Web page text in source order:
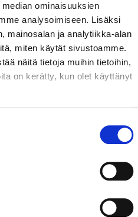
ominaisuuksien
analysoimiseen. Lisäksi
mainosalan ja analytiikka-alan
miten käytät sivustoamme.
näitä tietoja muihin tietoihin,
on kerätty, kun olet käyttänyt